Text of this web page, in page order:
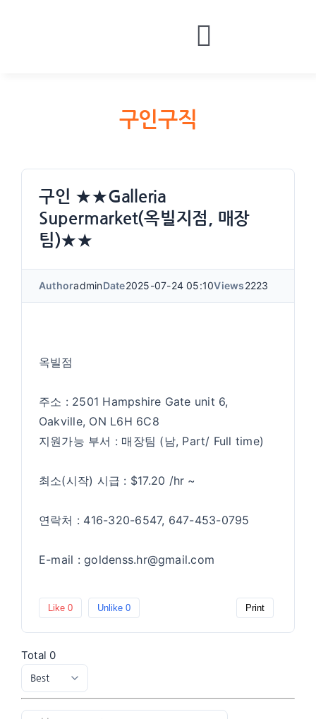
Toggle
MONEY
구인구직
구인 ★★Galleria
Supermarket(옥빌지점, 매장
팀)★★
AuthoradminDate2025-07-24 05:10Views2223
옥빌점
주소 : 2501 Hampshire Gate unit 6,
Oakville, ON L6H 6C8
지원가능 부서 : 매장팀 (남, Part/ Full time)
최소(시작) 시급 : $17.20 /hr ~
연락처 : 416-320-6547, 647-453-0795
E-mail : goldenss.hr@gmail.com
Like 0 Unlike0 Print
Total 0